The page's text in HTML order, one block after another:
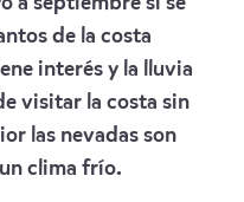
de la costa
interés y la lluvia
visitar la costa sin
las nevadas son
clima frío.